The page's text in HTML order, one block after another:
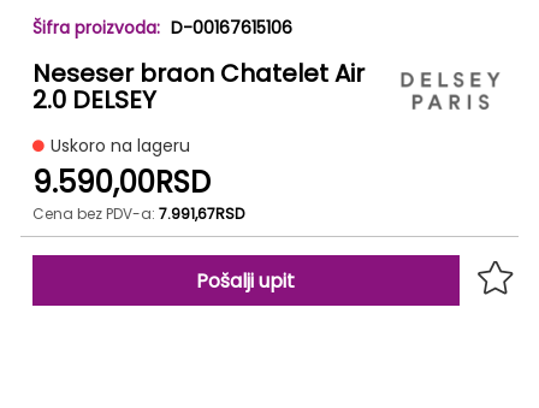
D-00167615106
Neseser braon Chatelet Air
2.0 DELSEY
Uskoro na lageru
9.590,00RSD
Cena bez PDV-a: 7.991,67RSD
Pošalji upit
Skip
to
the
beginning
of
the
images
gallery